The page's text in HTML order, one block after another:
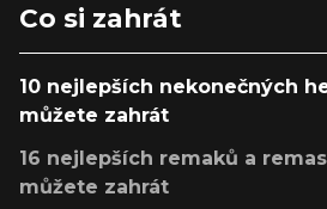
Co si zahrát
10 nejlepších nekonečných
můžete zahrát
16 nejlepších remaků a
můžete zahrát